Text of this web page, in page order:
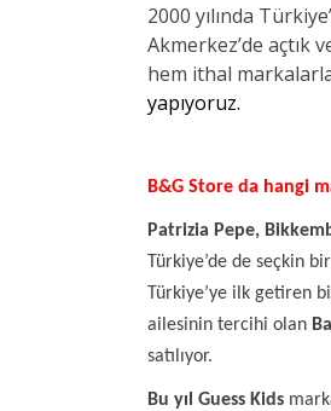
2000 yılında
Akmerkez’de açtık
hem ithal
yapıyoruz.
B&G Store da hangi
Patrizia Pepe,
Türkiye’de de seçkin
Türkiye’ye ilk getiren
ailesinin tercihi olan
satılıyor.
Bu yıl Guess Kids